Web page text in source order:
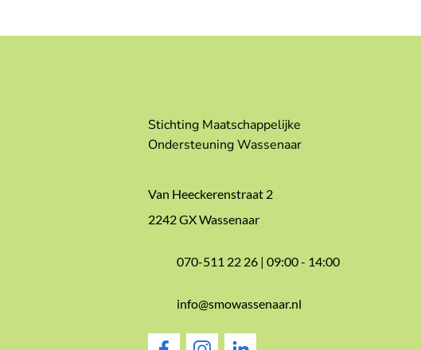
Stichting Maatschappelijke
Ondersteuning Wassenaar
Van Heeckerenstraat 2
2242 GX Wassenaar
070-511 22 26 |09:00 - 14:00
info@smowassenaar.nl